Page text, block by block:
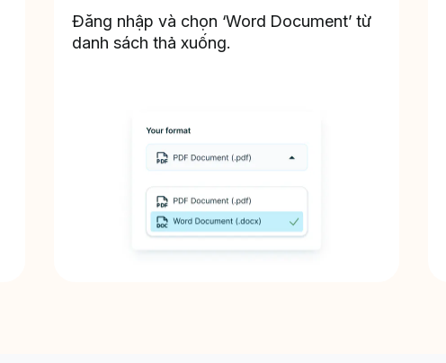
Đăng nhập và chọn ‘Word Document’ từ
danh sách thả xuống.